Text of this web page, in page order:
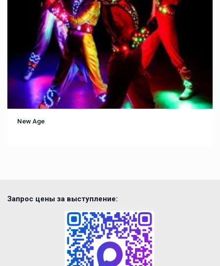
New Age
Запрос цены за выступление: